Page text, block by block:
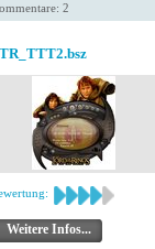
2
Weitere Infos...